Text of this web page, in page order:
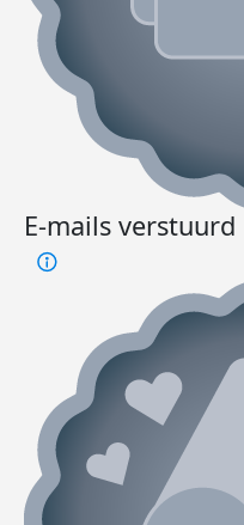
E-mails verstuurd